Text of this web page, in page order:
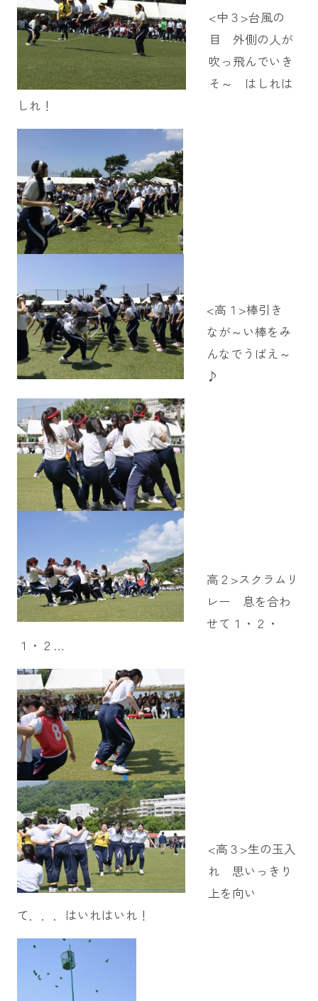
<中３>台風の
目 外側の人が
吹っ飛んでいき
そ～ はしれは
しれ！
<高１>棒引き
なが～い棒をみ
んなでうばえ～
♪
高２>スクラムリ
レー 息を合わ
せて１・２・
１・２…
<高３>生の玉入
れ 思いっきり
上を向い
て．．．はいれはいれ！